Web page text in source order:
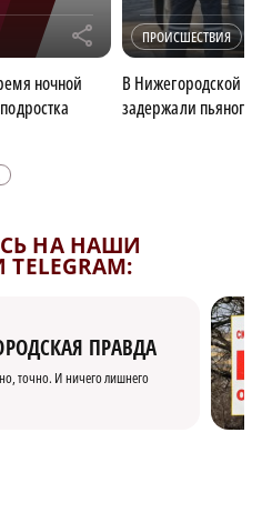
r
ночной
ПРОИСШЕСТВИЯ
В Нижегородской
задержали пьяного
НА НАШИ
ПРАВДА
точно. И ничего лишнего